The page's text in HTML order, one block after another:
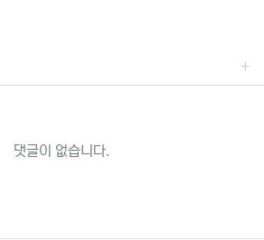
댓글이 없습니다.